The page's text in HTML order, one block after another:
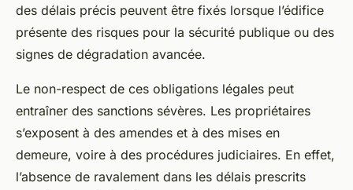
des délais précis peuvent être fixés lorsque l’édifice
présente des risques pour la sécurité publique ou des
signes de dégradation avancée.
Le non-respect de ces obligations légales peut
entraîner des sanctions sévères. Les propriétaires
s’exposent à des amendes et à des mises en
demeure, voire à des procédures judiciaires. En effet,
l’absence de ravalement dans les délais prescrits